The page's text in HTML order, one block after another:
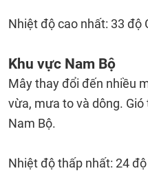
Nhiệt độ cao nhất: 33 độ
Khu vực Nam Bộ
Mây thay đổi đến nhiều
vừa, mưa to và dông.
Nam Bộ.
Nhiệt độ thấp nhất: 24 độ